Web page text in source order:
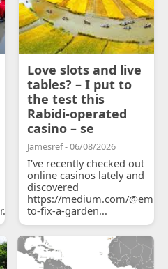
p/cucure...
Love slots and live
tables? – I put to
the test this
Rabidi-operated
casino – se
Jamesref - 06/08/2026
I've recently checked out
online casinos lately and
discovered
https://medium.com/
to-fix-a-garden...